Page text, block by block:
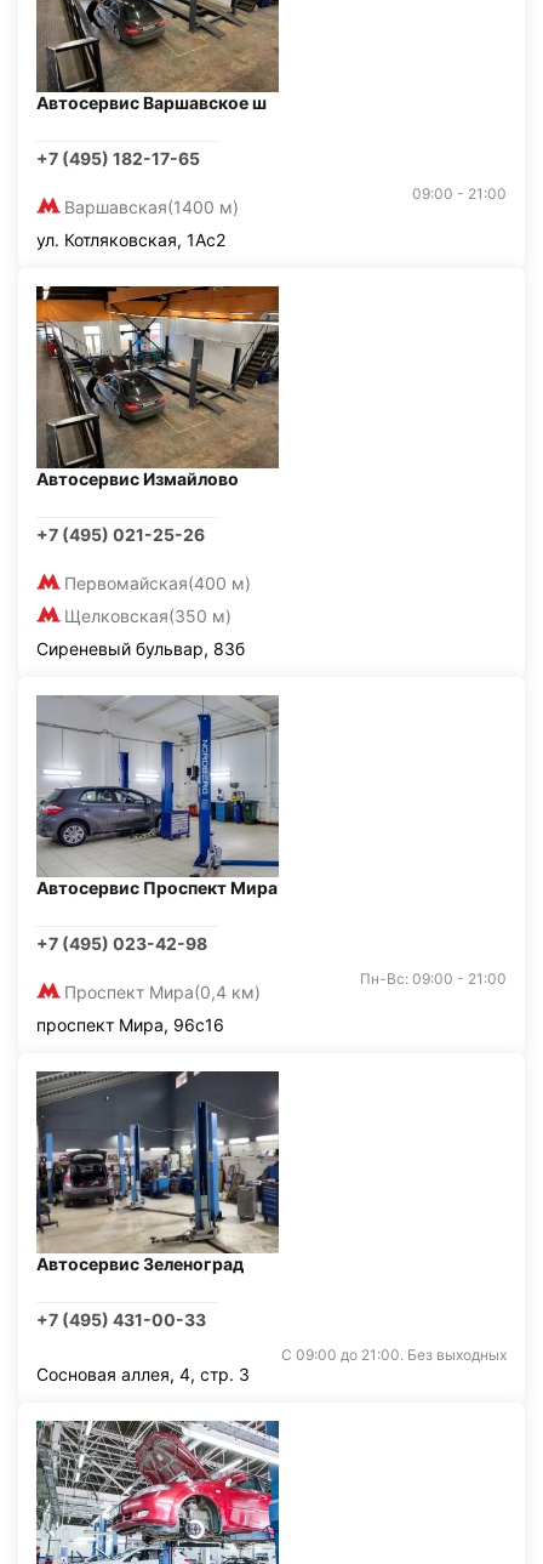
Автосервис Варшавское ш
+7 (495) 182-17-65
Варшавская(1400 м)
09:00 - 21:00
ул. Котляковская, 1Ас2
Автосервис Измайлово
+7 (495) 021-25-26
Первомайская(400 м)
Щелковская(350 м)
Сиреневый бульвар, 83б
Автосервис Проспект Мира
+7 (495) 023-42-98
Проспект Мира(0,4 км)
Пн-Вс: 09:00 - 21:00
проспект Мира, 96с16
Автосервис Зеленоград
+7 (495) 431-00-33
С 09:00 до 21:00. Без выходных
Сосновая аллея, 4, стр. 3